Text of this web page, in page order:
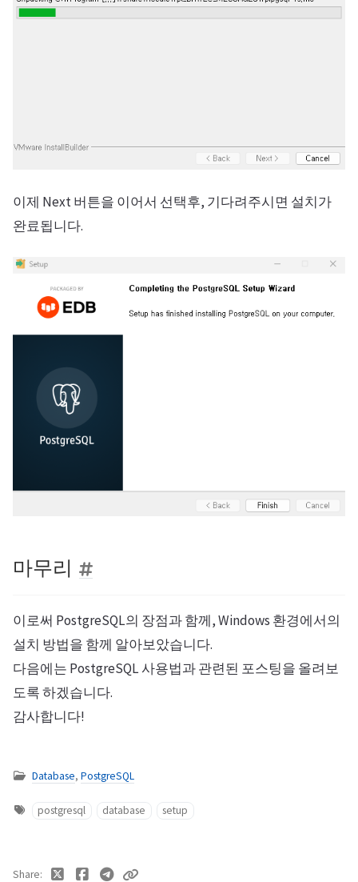
이제 Next 버튼을 이어서 선택후, 기다려주시면 설치가
완료됩니다.
마무리
이로써 PostgreSQL의 장점과 함께, Windows 환경에서의
설치 방법을 함께 알아보았습니다.
다음에는 PostgreSQL 사용법과 관련된 포스팅을 올려보
도록 하겠습니다.
감사합니다!
Database, PostgreSQL
postgresql database setup
Share